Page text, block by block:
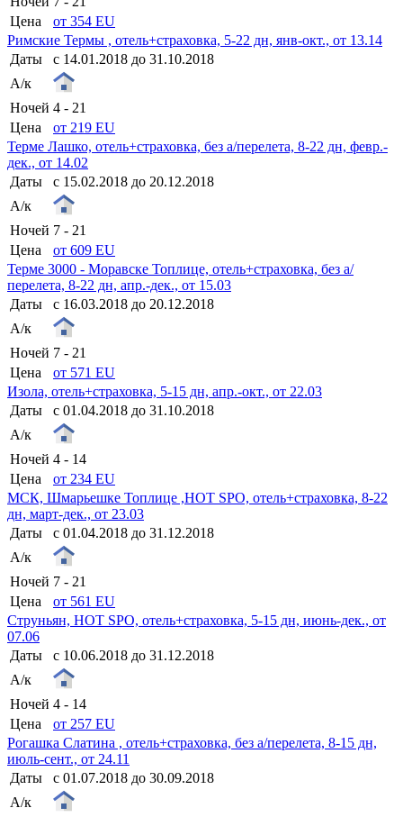
Цена
от 354 EU
Римские Термы , отель+страховка, 5-22 дн, янв-окт., от 13.14
Даты
с 14.01.2018 до 31.10.2018
А/к
Ночей 4 - 21
Цена
от 219 EU
Терме Лашко, отель+страховка, без а/перелета, 8-22 дн, февр.-
дек., от 14.02
Даты
с 15.02.2018 до 20.12.2018
А/к
Ночей 7 - 21
Цена
от 609 EU
Терме 3000 - Моравске Топлице, отель+страховка, без а/
перелета, 8-22 дн, апр.-дек., от 15.03
Даты
с 16.03.2018 до 20.12.2018
А/к
Ночей 7 - 21
Цена
от 571 EU
Изола, отель+страховка, 5-15 дн, апр.-окт., от 22.03
Даты
с 01.04.2018 до 31.10.2018
А/к
Ночей 4 - 14
Цена
от 234 EU
МСК, Шмарьешке Топлице ,HOT SPO, отель+страховка, 8-22
дн, март-дек., от 23.03
Даты
с 01.04.2018 до 31.12.2018
А/к
Ночей 7 - 21
Цена
от 561 EU
Струньян, HOT SPO, отель+страховка, 5-15 дн, июнь-дек., от
07.06
Даты
с 10.06.2018 до 31.12.2018
А/к
Ночей 4 - 14
Цена
от 257 EU
Рогашка Слатина , отель+страховка, без а/перелета, 8-15 дн,
июль-сент., от 24.11
Даты
с 01.07.2018 до 30.09.2018
А/к